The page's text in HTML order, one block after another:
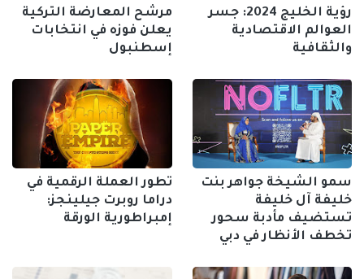
رؤية الخليج 2024: جسر
العوالم الاقتصادية
والثقافية
مرشح المعارضة التركية
يعلن فوزه في انتخابات
إسطنبول
سمو الشيخة جواهر بنت
خليفة آل خليفة
تستضيف مأدبة سحور
تخطف الأنظار في دبي
تطور العملة الرقمية في
دراما روبرت جيلينجز:
إمبراطورية الورقة